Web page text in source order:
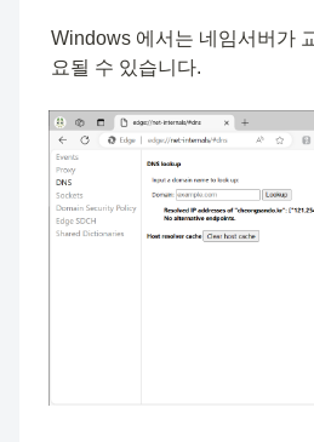
Windows 에서는 네임서버가
요될 수 있습니다.